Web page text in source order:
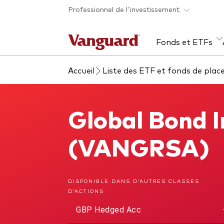
Skip to main content
Professionnel de l'investissement
Fonds et ETFs
Tous les produits
ETFs
Liste des analyses
À propos de Vanguard
Accueil Liste des ETF et fonds de
Global Bond
(VANGRSA)
DISPONIBLE DANS D’AUTRES CLASSES
D’ACTIONS
GBP Hedged Acc